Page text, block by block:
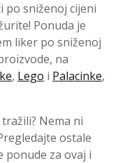
po sniženoj cijeni
Ponuda je
liker po sniženoj
na
, Lego i Palacinke,
Nema ni
ostale
ponude za ovaj i